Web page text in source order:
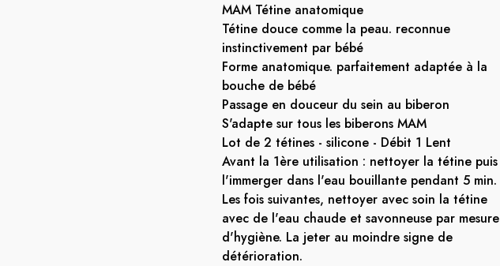
MAM Tétine anatomique
Tétine douce comme la peau. reconnue
instinctivement par bébé
Forme anatomique. parfaitement adaptée à la
bouche de bébé
Passage en douceur du sein au biberon
S'adapte sur tous les biberons MAM
Lot de 2 tétines - silicone - Débit 1 Lent
Avant la 1ère utilisation : nettoyer la tétine puis
l'immerger dans l'eau bouillante pendant 5 min.
Les fois suivantes, nettoyer avec soin la tétine
avec de l'eau chaude et savonneuse par mesure
d'hygiène. La jeter au moindre signe de
détérioration.